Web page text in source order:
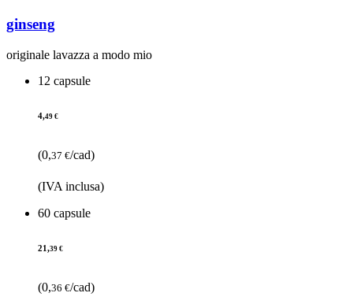
ginseng
originale lavazza a modo mio
12 capsule
4,49 €
(0,37 €/cad)
(IVA inclusa)
60 capsule
21,39 €
(0,36 €/cad)